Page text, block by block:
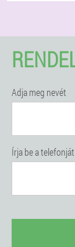
Adja meg nevét
Írja be a telefonját